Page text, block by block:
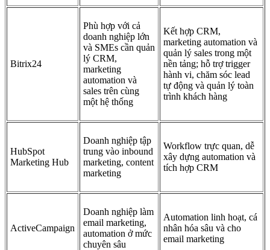
Bitrix24
Phù hợp với cả
doanh nghiệp lớn
và SMEs cần quản
lý CRM,
marketing
automation và
sales trên cùng
một hệ thống
Kết hợp CRM,
marketing automation và
quản lý sales trong một
nền tảng; hỗ trợ trigger
hành vi, chăm sóc lead
tự động và quản lý toàn
trình khách hàng
HubSpot
Marketing Hub
Doanh nghiệp tập
trung vào inbound
marketing, content
marketing
Workflow trực quan, dễ
xây dựng automation và
tích hợp CRM
ActiveCampaign
Doanh nghiệp làm
email marketing,
automation ở mức
chuyên sâu
Automation linh hoạt, cá
nhân hóa sâu và cho
email marketing